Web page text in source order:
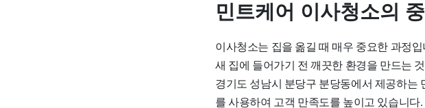
민트케어 이사청소의
이사청소는 집을 옮길 때 매우 중요한 과정
새 집에 들어가기 전 깨끗한 환경을 만드는
경기도 성남시 분당구 분당동에서 제공하는
를 사용하여 고객 만족도를 높이고 있습니